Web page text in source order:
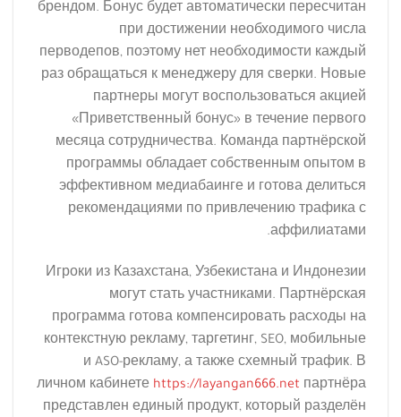
брендом. Бонус будет автоматически пересчитан
при достижении необходимого числа
перводепов, поэтому нет необходимости каждый
раз обращаться к менеджеру для сверки. Новые
партнеры могут воспользоваться акцией
«Приветственный бонус» в течение первого
месяца сотрудничества. Команда партнёрской
программы обладает собственным опытом в
эффективном медиабаинге и готова делиться
рекомендациями по привлечению трафика с
аффилиатами.
Игроки из Казахстана, Узбекистана и Индонезии
могут стать участниками. Партнёрская
программа готова компенсировать расходы на
контекстную рекламу, таргетинг, SEO, мобильные
и ASO-рекламу, а также схемный трафик. В
личном кабинете https://layangan666.net партнёра
представлен единый продукт, который разделён